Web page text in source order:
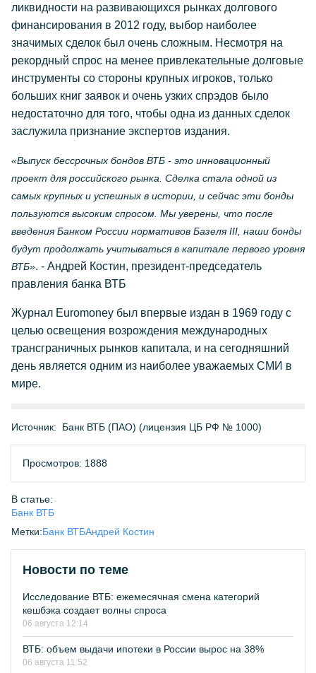
ликвидности на развивающихся рынках долгового
финансирования в 2012 году, выбор наиболее
значимых сделок был очень сложным. Несмотря на
рекордный спрос на менее привлекательные долговые
инструменты со стороны крупных игроков, только
больших книг заявок и очень узких спрэдов было
недостаточно для того, чтобы одна из данных сделок
заслужила признание экспертов издания.
«Выпуск бессрочных бондов ВТБ - это инновационный
проект для российского рынка. Сделка стала одной из
самых крупных и успешных в истории, и сейчас эти бонды
пользуются высоким спросом. Мы уверены, что после
введения Банком России нормативов Базеля III, наши бонды
будут продолжать учитываться в капитале первого уровня
ВТБ». - Андрей Костин, президент-председатель
правления банка ВТБ
Журнал Euromoney был впервые издан в 1969 году с
целью освещения возрождения международных
трансграничных рынков капитала, и на сегодняшний
день является одним из наиболее уважаемых СМИ в
мире.
Источник: Банк ВТБ (ПАО) (лицензия ЦБ РФ № 1000)
Просмотров: 1888
В статье:
Банк ВТБ
Метки:Банк ВТБАндрей Костин
Новости по теме
Исследование ВТБ: ежемесячная смена категорий
кешбэка создает волны спроса
06 августа 12:14
ВТБ: объем выдачи ипотеки в России вырос на 38%
06 августа 11:52